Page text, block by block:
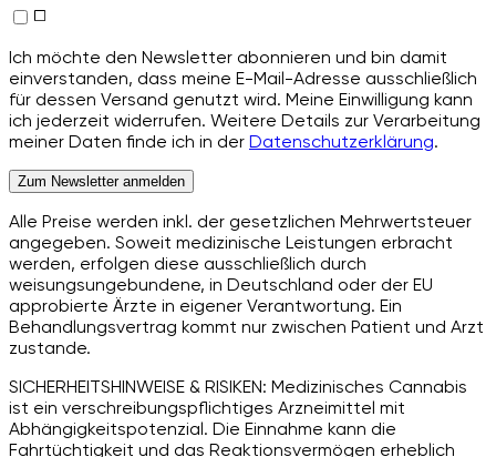
Ich möchte den Newsletter abonnieren und bin damit
einverstanden, dass meine E-Mail-Adresse ausschließlich
für dessen Versand genutzt wird. Meine Einwilligung kann
ich jederzeit widerrufen. Weitere Details zur Verarbeitung
meiner Daten finde ich in der Datenschutzerklärung.
Zum Newsletter anmelden
Alle Preise werden inkl. der gesetzlichen Mehrwertsteuer
angegeben. Soweit medizinische Leistungen erbracht
werden, erfolgen diese ausschließlich durch
weisungsungebundene, in Deutschland oder der EU
approbierte Ärzte in eigener Verantwortung. Ein
Behandlungsvertrag kommt nur zwischen Patient und Arzt
zustande.
SICHERHEITSHINWEISE & RISIKEN: Medizinisches Cannabis
ist ein verschreibungspflichtiges Arzneimittel mit
Abhängigkeitspotenzial. Die Einnahme kann die
Fahrtüchtigkeit und das Reaktionsvermögen erheblich